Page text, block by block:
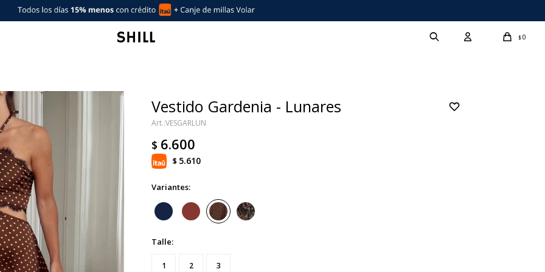
$0
Vestido Gardenia - Lunares
VESGARLUN
$ 6.600
$ 5.610
Variantes:
Talle:
1 2 3